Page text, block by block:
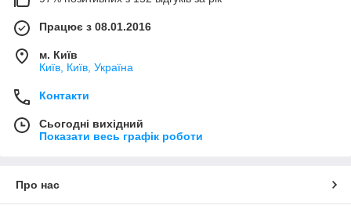
Працює з 08.01.2016
м. Київ
Київ, Київ, Україна
Контакти
Сьогодні вихідний
Показати весь графік роботи
Про нас